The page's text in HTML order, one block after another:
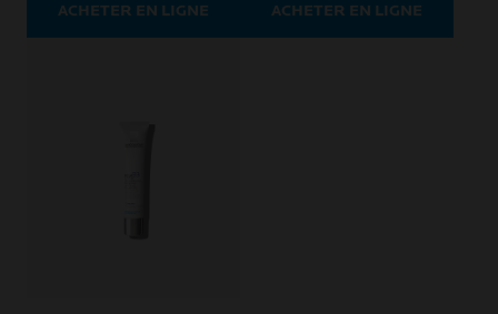
ACHETER EN LIGNE ACHETER EN LIGNE